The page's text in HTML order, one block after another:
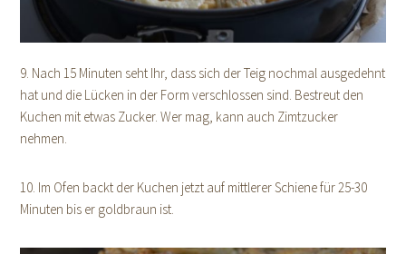
9. Nach 15 Minuten seht Ihr, dass sich der Teig nochmal ausgedehnt
hat und die Lücken in der Form verschlossen sind. Bestreut den
Kuchen mit etwas Zucker. Wer mag, kann auch Zimtzucker
nehmen.
10. Im Ofen backt der Kuchen jetzt auf mittlerer Schiene für 25-30
Minuten bis er goldbraun ist.